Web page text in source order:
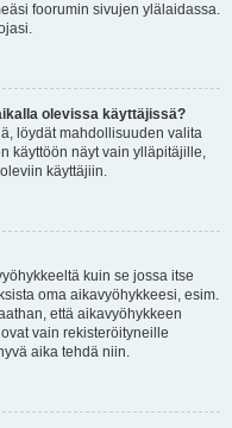
foorumin sivujen ylälaidassa.
olevissa käyttäjissä?
löydät mahdollisuuden valita
käyttöön näyt vain ylläpitäjille,
käyttäjiin.
kuin se jossa itse
oma aikavyöhykkeesi, esim.
että aikavyöhykkeen
vain rekisteröityneille
aika tehdä niin.